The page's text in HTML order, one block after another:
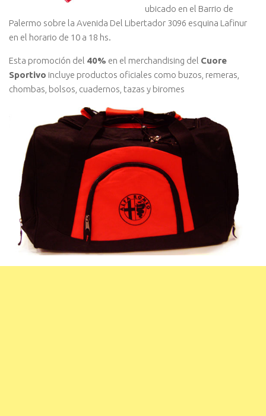
ubicado en el Barrio de
Palermo sobre la Avenida Del Libertador 3096 esquina Lafinur
en el horario de 10 a 18 hs.
Esta promoción del 40% en el merchandising del Cuore
Sportivo incluye productos oficiales como buzos, remeras,
chombas, bolsos, cuadernos, tazas y biromes